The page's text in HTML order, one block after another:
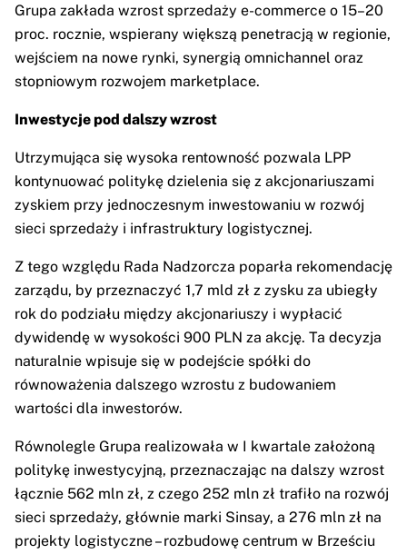
Grupa zakłada wzrost sprzedaży e-commerce o 15–20
proc. rocznie, wspierany większą penetracją w regionie,
wejściem na nowe rynki, synergią omnichannel oraz
stopniowym rozwojem marketplace.
Inwestycje pod dalszy wzrost
Utrzymująca się wysoka rentowność pozwala LPP
kontynuować politykę dzielenia się z akcjonariuszami
zyskiem przy jednoczesnym inwestowaniu w rozwój
sieci sprzedaży i infrastruktury logistycznej.
Z tego względu Rada Nadzorcza poparła rekomendację
zarządu, by przeznaczyć 1,7 mld zł z zysku za ubiegły
rok do podziału między akcjonariuszy i wypłacić
dywidendę w wysokości 900 PLN za akcję. Ta decyzja
naturalnie wpisuje się w podejście spółki do
równoważenia dalszego wzrostu z budowaniem
wartości dla inwestorów.
Równolegle Grupa realizowała w I kwartale założoną
politykę inwestycyjną, przeznaczając na dalszy wzrost
łącznie 562 mln zł, z czego 252 mln zł trafiło na rozwój
sieci sprzedaży, głównie marki Sinsay, a 276 mln zł na
projekty logistyczne – rozbudowę centrum w Brześciu